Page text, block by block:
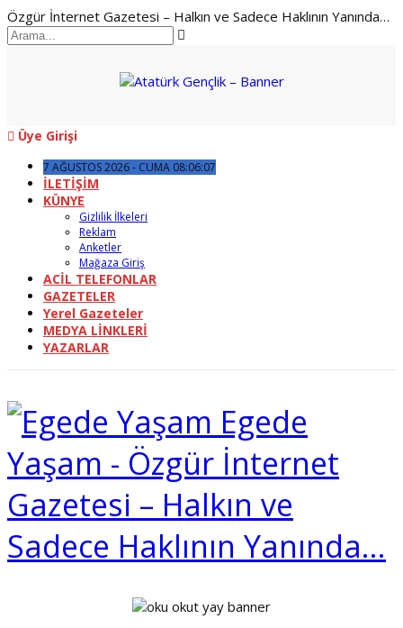
Özgür İnternet Gazetesi – Halkın ve Sadece Haklının Yanında…
Üye Girişi
7 AĞUSTOS 2026 - CUMA 08:06:07
İLETİŞİM
KÜNYE
Gizlilik İlkeleri
Reklam
Anketler
Mağaza Giriş
ACİL TELEFONLAR
GAZETELER
Yerel Gazeteler
MEDYA LİNKLERİ
YAZARLAR
Egede
Yaşam - Özgür İnternet
Gazetesi – Halkın ve
Sadece Haklının Yanında…